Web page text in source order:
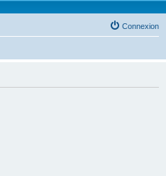
Connexion